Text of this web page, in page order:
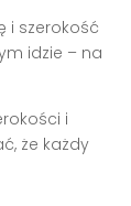
i szerokość
idzie – na
i
że każdy